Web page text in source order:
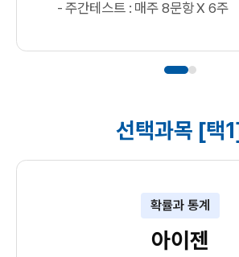
- 주간테스트 : 매주 8문항 X 6주
선택과목 [택
확률과 통계
아이젠